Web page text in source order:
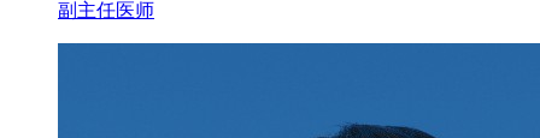
副主任医师